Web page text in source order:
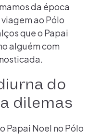
da época
ao Pólo
que o Papai
alguém com
do
dilemas
Papai Noel no Pólo